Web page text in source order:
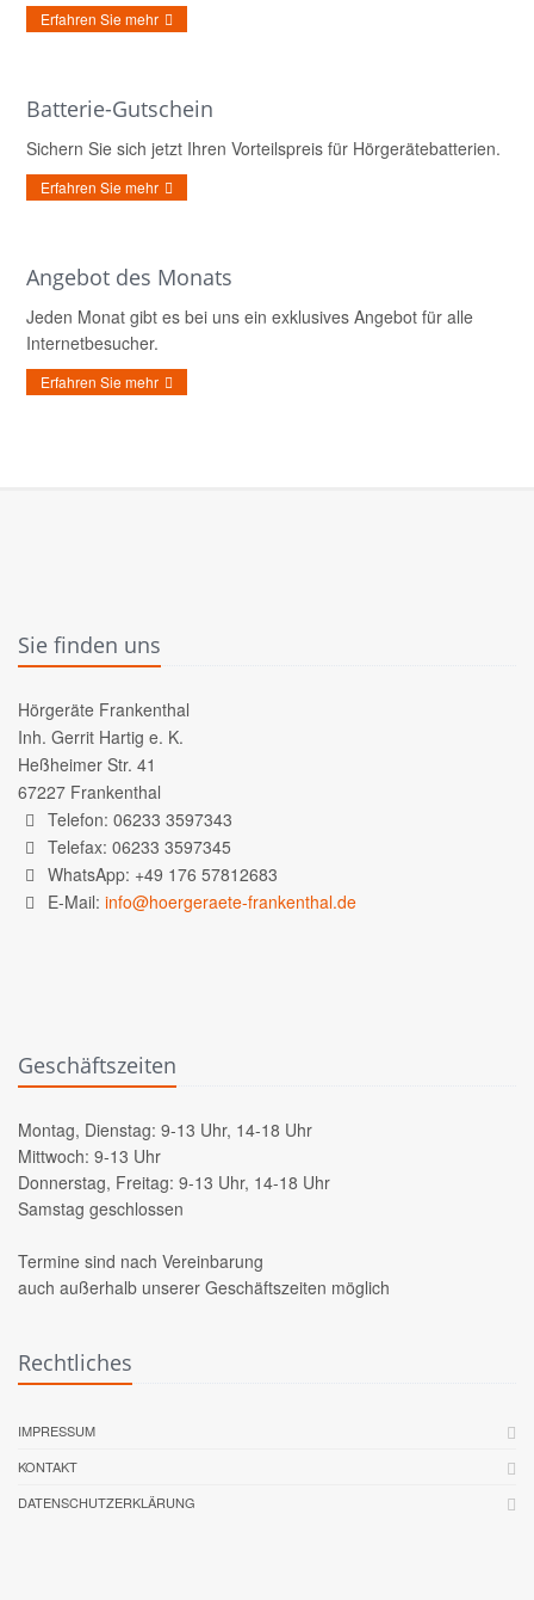
Erfahren Sie mehr
Batterie-Gutschein
Sichern Sie sich jetzt Ihren Vorteilspreis für Hörgerätebatterien.
Erfahren Sie mehr
Angebot des Monats
Jeden Monat gibt es bei uns ein exklusives Angebot für alle
Internetbesucher.
Erfahren Sie mehr
Sie finden uns
Hörgeräte Frankenthal
Inh. Gerrit Hartig e. K.
Heßheimer Str. 41
67227 Frankenthal
Telefon: 06233 3597343
Telefax: 06233 3597345
WhatsApp: +49 176 57812683
E-Mail: info@hoergeraete-frankenthal.de
Geschäftszeiten
Montag, Dienstag: 9-13 Uhr, 14-18 Uhr
Mittwoch: 9-13 Uhr
Donnerstag, Freitag: 9-13 Uhr, 14-18 Uhr
Samstag geschlossen
Termine sind nach Vereinbarung
auch außerhalb unserer Geschäftszeiten möglich
Rechtliches
IMPRESSUM
KONTAKT
DATENSCHUTZERKLÄRUNG